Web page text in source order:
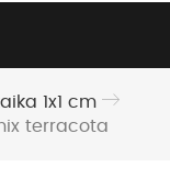
1x1 cm
terracota